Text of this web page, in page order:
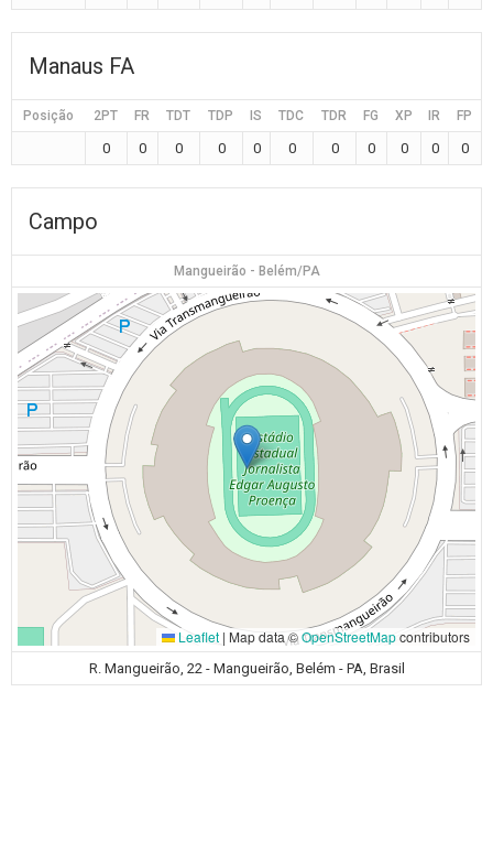
Manaus FA
Posição 2PT FR TDT TDP IS TDC TDR FG XP IR FP
0 0 0 0 0 0 0 0 0 0 0
Campo
Mangueirão - Belém/PA
Leaflet | Map data ©OpenStreetMapcontributors
R. Mangueirão, 22 - Mangueirão, Belém - PA, Brasil